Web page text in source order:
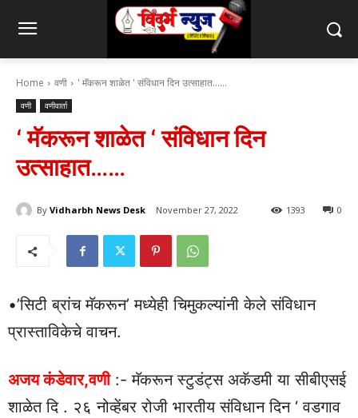
Home वणी ' मॅकरून शाळेत ' संविधान दिन उत्साहात......
वणी वणीवार्ता
‘ मॅकरून शाळेत ‘ संविधान दिन
उत्साहात……
By Vidharbh News Desk November 27, 2022 0
1393
•’सिटी ब्रांच मॅकरून’ मध्येही चिमुकल्यांनी केले संविधान
प्रास्ताविकेचे वाचन.
अजय कंडेवार,वणी:- मॅकरून स्टुडंट्स अकॅडमी या सीबीएसई
शाळेत दि . २६ नोव्हेंबर रोजी भारतीय संविधान दिन ‘ वडगाव